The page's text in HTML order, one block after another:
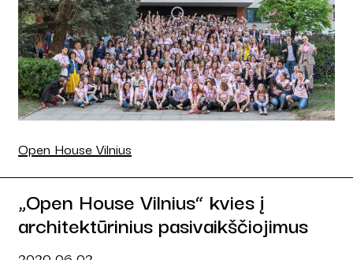
Open House Vilnius
„Open House Vilnius“ kvies į
architektūrinius pasivaikščiojimus